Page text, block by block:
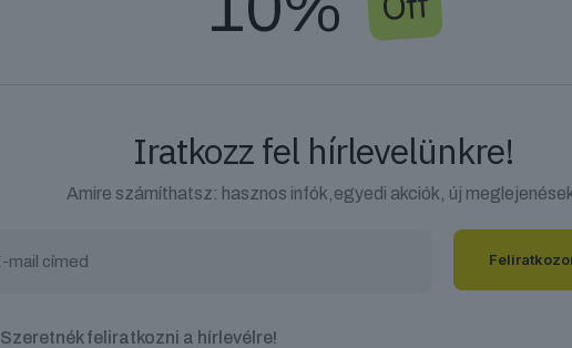
Iratkozz fel hírlevelünkre!
Amire számíthatsz: hasznos infók,egyedi akciók, új
Szeretnék feliratkozni a hírlevélre!